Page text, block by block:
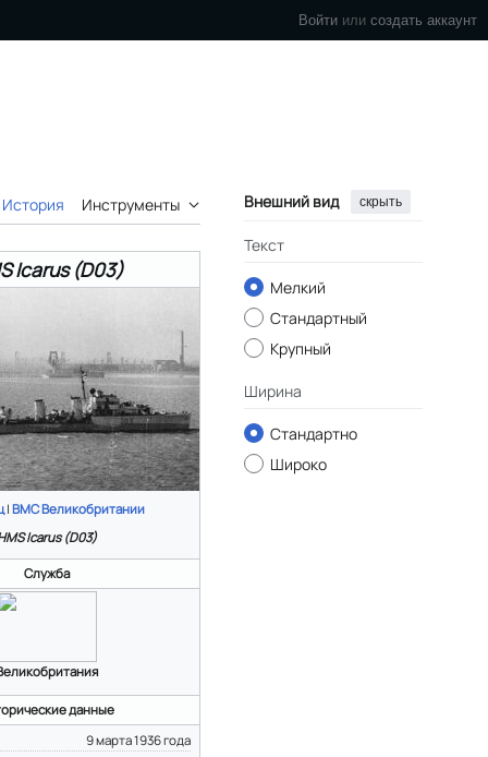
Войти или создать аккаунт
История Инструменты Внешний вид скрыть
Текст
Мелкий
Стандартный
Крупный
Ширина
Стандартно
Широко
Icarus (D03)
| ВМС Великобритании
Icarus (D03)
Служба
данные
9 марта 1936 года